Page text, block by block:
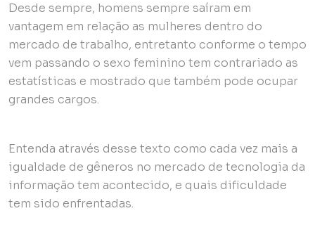
Desde sempre, homens sempre saíram em
vantagem em relação as mulheres dentro do
mercado de trabalho, entretanto conforme o tempo
vem passando o sexo feminino tem contrariado as
estatísticas e mostrado que também pode ocupar
grandes cargos.
Entenda através desse texto como cada vez mais a
igualdade de gêneros no mercado de tecnologia da
informação tem acontecido, e quais dificuldade
tem sido enfrentadas.